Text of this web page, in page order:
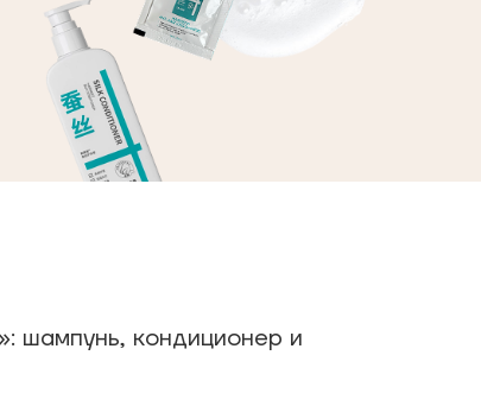
шампунь, кондиционер и